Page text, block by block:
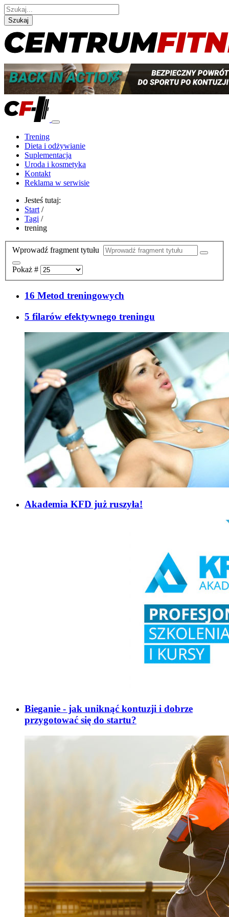
Szukaj
Trening
Dieta i odżywianie
Suplementacja
Uroda i kosmetyka
Kontakt
Reklama w serwisie
Jesteś tutaj:
Start /
Tagi /
trening
Wprowadź fragment tytułu
Pokaż #
16 Metod treningowych
5 filarów efektywnego treningu
Akademia KFD już ruszyła!
Bieganie - jak uniknąć kontuzji i dobrze
przygotować się do startu?